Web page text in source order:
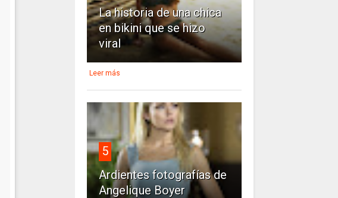
La historia de una chica
en bikini que se hizo
viral
Leer más
5
Ardientes fotografías de
Angelique Boyer